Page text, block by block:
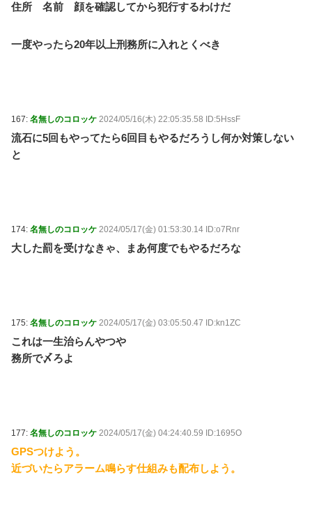
住所 名前 顔を確認してから犯行するわけだ
一度やったら20年以上刑務所に入れとくべき
167: 名無しのコロッケ 2024/05/16(木) 22:05:35.58 ID:5HssF
流石に5回もやってたら6回目もやるだろうし何か対策しない
と
174: 名無しのコロッケ 2024/05/17(金) 01:53:30.14 ID:o7Rnr
大した罰を受けなきゃ、まあ何度でもやるだろな
175: 名無しのコロッケ 2024/05/17(金) 03:05:50.47 ID:kn1ZC
これは一生治らんやつや
務所で〆ろよ
177: 名無しのコロッケ 2024/05/17(金) 04:24:40.59 ID:1695O
GPSつけよう。
近づいたらアラーム鳴らす仕組みも配布しよう。